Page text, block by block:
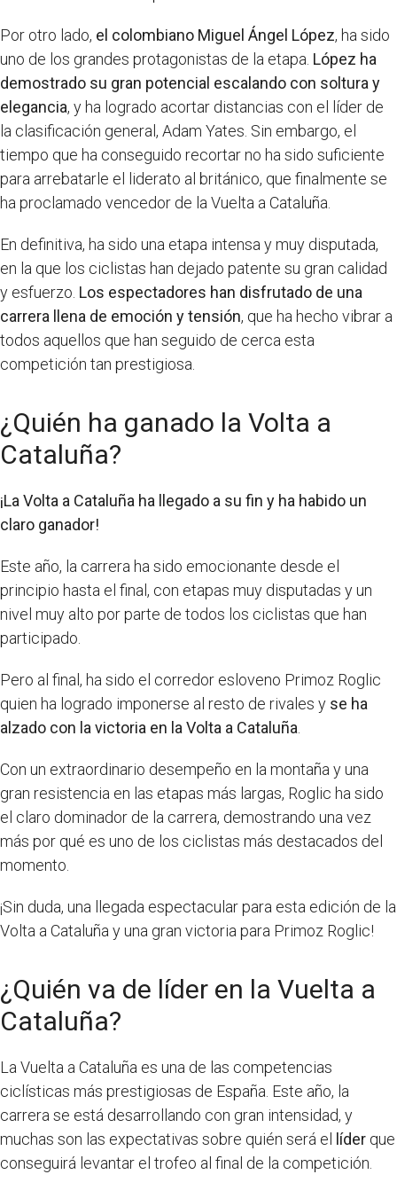
Por otro lado, el colombiano Miguel Ángel López, ha sido
uno de los grandes protagonistas de la etapa. López ha
demostrado su gran potencial escalando con soltura y
elegancia, y ha logrado acortar distancias con el líder de
la clasificación general, Adam Yates. Sin embargo, el
tiempo que ha conseguido recortar no ha sido suficiente
para arrebatarle el liderato al británico, que finalmente se
ha proclamado vencedor de la Vuelta a Cataluña.
En definitiva, ha sido una etapa intensa y muy disputada,
en la que los ciclistas han dejado patente su gran calidad
y esfuerzo. Los espectadores han disfrutado de una
carrera llena de emoción y tensión, que ha hecho vibrar a
todos aquellos que han seguido de cerca esta
competición tan prestigiosa.
¿Quién ha ganado la Volta a
Cataluña?
¡La Volta a Cataluña ha llegado a su fin y ha habido un
claro ganador!
Este año, la carrera ha sido emocionante desde el
principio hasta el final, con etapas muy disputadas y un
nivel muy alto por parte de todos los ciclistas que han
participado.
Pero al final, ha sido el corredor esloveno Primoz Roglic
quien ha logrado imponerse al resto de rivales y se ha
alzado con la victoria en la Volta a Cataluña
Con un extraordinario desempeño en la montaña y una
gran resistencia en las etapas más largas, Roglic ha sido
el claro dominador de la carrera, demostrando una vez
más por qué es uno de los ciclistas más destacados del
momento.
¡Sin duda, una llegada espectacular para esta edición de la
Volta a Cataluña y una gran victoria para Primoz Roglic!
¿Quién va de líder en la Vuelta a
Cataluña?
La Vuelta a Cataluña es una de las competencias
ciclísticas más prestigiosas de España. Este año, la
carrera se está desarrollando con gran intensidad, y
muchas son las expectativas sobre quién será el
líder que
conseguirá levantar el trofeo al final de la competición.